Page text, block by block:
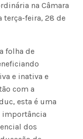
na Câmara
terça-feira, 28 de
folha de
e inativa e
com a
esta é uma
importância
dos